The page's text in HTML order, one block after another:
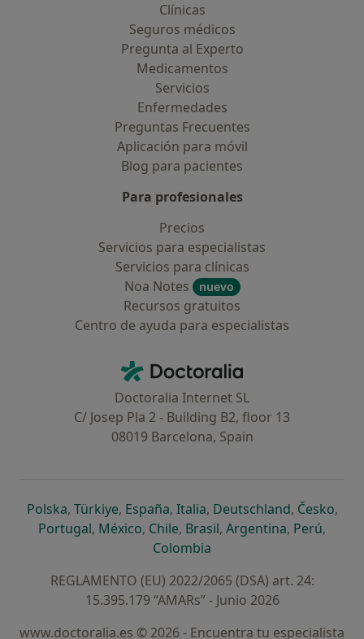
Clínicas
Seguros médicos
Pregunta al Experto
Medicamentos
Servicios
Enfermedades
Preguntas Frecuentes
Aplicación para móvil
Blog para pacientes
Para profesionales
Precios
Servicios para especialistas
Servicios para clínicas
Noa Notes
nuevo
Recursos gratuitos
Centro de ayuda para especialistas
Doctoralia - Página de inicio
Doctoralia Internet SL
C/ Josep Pla 2 - Building B2, floor 13
08019 Barcelona, Spain
Polskase abre en una nueva pestaña
, Türkiyese abre en una nueva pestaña
, Españase abre en una nueva pestaña
, Italiase abre en una nueva
, Deutschlandse abre en
, Českose
,
Portugalse abre en una nueva pestaña
, Méxicose abre en una nueva pestaña
, Chilese abre en una nueva pestaña
, Brasilse abre en una nueva
, Argentinase abre en
, Perúse
,
Colombia
REGLAMENTO (EU) 2022/2065 (DSA) art. 24:
15.395.179 “AMARs” - Junio 2026
www.doctoralia.es © 2026 - Encuentra tu especialista